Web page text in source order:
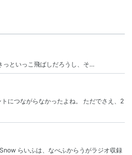
っといっこ飛ばしだろうし、そ…
につながらなかったよね。 ただでさえ、2
らいふは、なべふからうがラジオ収録